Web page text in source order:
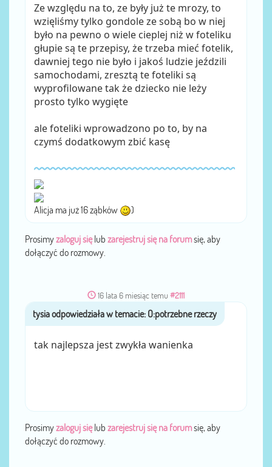
Ze względu na to, ze były już te mrozy, to
wzięliśmy tylko gondole ze sobą bo w niej
było na pewno o wiele cieplej niż w foteliku
głupie są te przepisy, że trzeba mieć fotelik,
dawniej tego nie było i jakoś ludzie jeździli
samochodami, zresztą te foteliki są
wyprofilowane tak że dziecko nie leży
prosto tylko wygięte
ale foteliki wprowadzono po to, by na
czymś dodatkowym zbić kasę
Alicja ma już 16 ząbków )
Prosimyzaloguj sięlub zarejestruj się na forumsię, aby
dołączyć do rozmowy.
16 lata 6 miesiąc temu #2111
przeztysia
tak najlepsza jest zwykła wanienka
Prosimyzaloguj sięlub zarejestruj się na forumsię, aby
dołączyć do rozmowy.